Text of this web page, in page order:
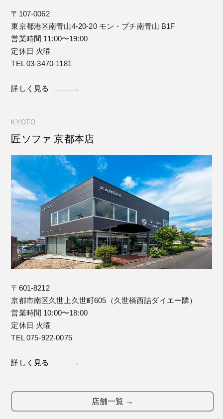
〒107-0062
東京都港区南青山4-20-20 モン・プチ南青山 B1F
営業時間 11:00〜19:00
定休日 火曜
TEL 03-3470-1181
詳しく見る
KYOTO
匠ソファ 京都本店
〒601-8212
京都市南区久世上久世町605（久世橋西詰ダイエー隣）
営業時間 10:00〜18:00
定休日 火曜
TEL 075-922-0075
詳しく見る
店舗一覧 →